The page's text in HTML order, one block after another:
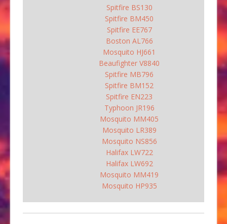
Spitfire BS130
Spitfire BM450
Spitfire EE767
Boston AL766
Mosquito HJ661
Beaufighter V8840
Spitfire MB796
Spitfire BM152
Spitfire EN223
Typhoon JR196
Mosquito MM405
Mosquito LR389
Mosquito NS856
Halifax LW722
Halifax LW692
Mosquito MM419
Mosquito HP935